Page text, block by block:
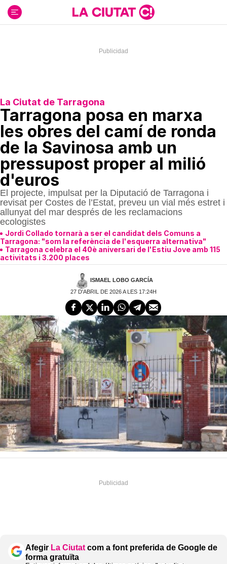
contenido
La Ciutat de Tarragona
Tarragona posa en marxa
les obres del camí de ronda
de la Savinosa amb un
pressupost proper al milió
d'euros
El projecte, impulsat per la Diputació de Tarragona i
revisat per Costes de l’Estat, preveu un vial més estret i
allunyat del mar després de les reclamacions
ecologistes
Jordi Collado tornarà a ser el candidat dels Comuns a
Tarragona: "som la referència de l'esquerra alternativa"
Tarragona celebra el 40è aniversari de l'Estiu Jove amb 115
activitats i 3.200 places
ISMAEL LOBO GARCÍA
27 D'ABRIL DE 2026 A LES 17:24H
Afegir La Ciutat com a font preferida de Google de
forma gratuïta